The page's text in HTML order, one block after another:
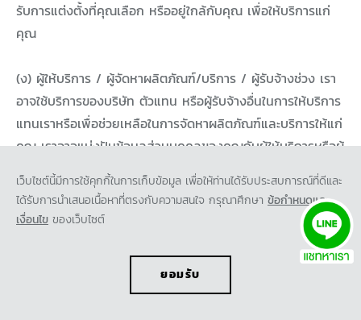
รับการแต่งตั้งที่คุณเลือก หรืออยู่ใกล้กับคุณ เพื่อให้บริการแก่
คุณ
(ง) ผู้ให้บริการ / ผู้จัดหาผลิตภัณฑ์/บริการ / ผู้รับจ้างช่วง เรา
อาจใช้บริการของบริษัท ตัวแทน หรือผู้รับจ้างอื่นในการให้บริการ
แทนเราหรือเพื่อช่วยเหลือในการจัดหาผลิตภัณฑ์และบริการให้แก่
คุณ เราอาจแบ่งปันข้อมูลส่วนบุคคลของคุณกับผู้ให้บริการหรือผู้
จัดหาผลิตภัณฑ์/บริการจากภายนอกของเรา ซึ่งรวมถึงแต่ไม่
จำกัดเฉพาะ (1) ผู้ให้บริการระบบเทคโนโลยีสารสนเทศและบริษัท
เทคโนโลยีสารสนเทศ (2) ผู้ให้บริการวิเคราะห์หรือทำวิจัย เช่น กู
เกิล (3) บริษัทที่ให้บริการวิเคราะห์เชิงสถิติ (4) บริษัทที่ให้บริการ
สำรวจ (5) บริษัทที่ให้บริการการตลาด สื่อโฆษณา การออกแบบ
การสร้างสรรค์ และการสื่อสาร (6) ผู้จัดแคมเปญ งานกิจกรรม
เว็บไซต์นี้มีการใช้คุกกี้ในการเก็บข้อมูล เพื่อให้ท่านได้รับประสบการณ์ที่ดีและ
ได้รับการนำเสนอเนื้อหาที่ตรงกับความสนใจ กรุณาศึกษา ข้อกำหนดและ
เงื่อนไข ของเว็บไซต์
ยอมรับ